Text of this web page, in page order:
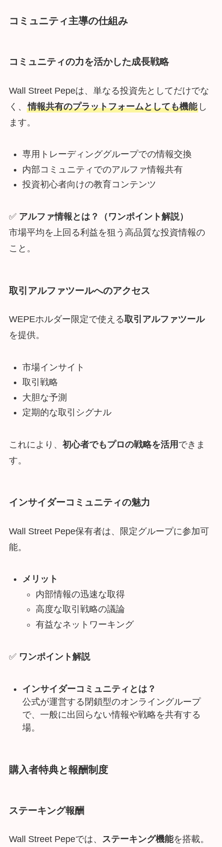
コミュニティ主導の仕組み
コミュニティの力を活かした成長戦略
Wall Street Pepeは、単なる投資先としてだけでな
く、 情報共有のプラットフォームとしても機能し
ます。
専用トレーディンググループでの情報交換
内部コミュニティでのアルファ情報共有
投資初心者向けの教育コンテンツ
✅ アルファ情報とは？（ワンポイント解説）
市場平均を上回る利益を狙う高品質な投資情報の
こと。
取引アルファツールへのアクセス
WEPEホルダー限定で使える取引アルファツール
を提供。
市場インサイト
取引戦略
大胆な予測
定期的な取引シグナル
これにより、 初心者でもプロの戦略を活用 できま
す。
インサイダーコミュニティの魅力
Wall Street Pepe保有者は、限定グループに参加可
能。
メリット
内部情報の迅速な取得
高度な取引戦略の議論
有益なネットワーキング
✅ ワンポイント解説
インサイダーコミュニティとは？
公式が運営する閉鎖型のオンライングループ
で、一般に出回らない情報や戦略を共有する
場。
購入者特典と報酬制度
ステーキング報酬
Wall Street Pepeでは、 ステーキング機能を搭載。